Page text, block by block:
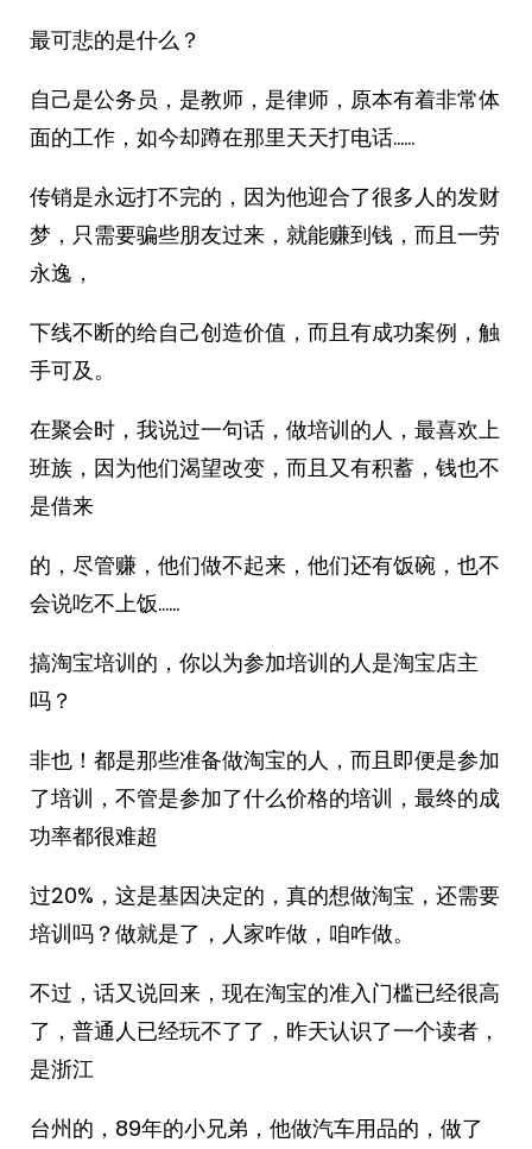
最可悲的是什么？
自己是公务员，是教师，是律师，原本有着非常体
面的工作，如今却蹲在那里天天打电话……
传销是永远打不完的，因为他迎合了很多人的发财
梦，只需要骗些朋友过来，就能赚到钱，而且一劳
永逸，
下线不断的给自己创造价值，而且有成功案例，触
手可及。
在聚会时，我说过一句话，做培训的人，最喜欢上
班族，因为他们渴望改变，而且又有积蓄，钱也不
是借来
的，尽管赚，他们做不起来，他们还有饭碗，也不
会说吃不上饭……
搞淘宝培训的，你以为参加培训的人是淘宝店主
吗？
非也！都是那些准备做淘宝的人，而且即便是参加
了培训，不管是参加了什么价格的培训，最终的成
功率都很难超
过20%，这是基因决定的，真的想做淘宝，还需要
培训吗？做就是了，人家咋做，咱咋做。
不过，话又说回来，现在淘宝的准入门槛已经很高
了，普通人已经玩不了了，昨天认识了一个读者，
是浙江
台州的，89年的小兄弟，他做汽车用品的，做了